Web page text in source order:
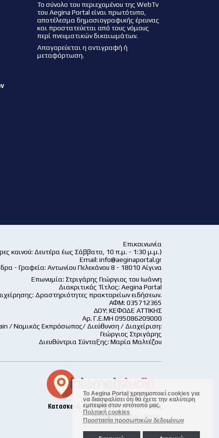
Το Aegina Portal χρησιμοποιεί cookies για
να διασφαλίσει ότι θα έχετε την καλύτερη
εμπειρία στον ιστότοπό μας.
Πολιτική cookies
Προστασία προσωπικών δεδομένων
Το σύνολο του περιεχομένου της WebTv
του Aegina Portal είναι πρωτότυπο,
αποτέλεσμα δημοσιογραφικής έρευνας
και προστατεύεται από τους νόμους
περί πνευματικών δικαιωμάτων.
Απαγορεύεται η αντιγραφή ή
μεταφόρτωση.
Επικοινωνία
κοινού: Δευτέρα έως Σάββατο, 10 π.μ. - 1:30 μ.μ.)
Email: info@aeginaportal.gr
- Γραφεία: Αντωνίου Πελεκάνου 8 - 18010 Αίγινα
Επωνυμία: Στριγάρης Γεώργιος του Ιωάννη
Διακριτικός Τίτλος: Aegina Portal
Δραστηριότητες πρακτορείων ειδήσεων.
ΑΦΜ: 035712365
ΔΟΥ: ΚΕΦΟΔΕ ΑΤΤΙΚΗΣ
Αρ. Γ.Ε.ΜΗ 095086209000
/ Νομικός Εκπρόσωπος/ Διεύθυνση / Διαχείριση:
Γεώργιος Στριγάρης
Διευθύντρια Σύνταξης: Μαρία Μαλτέζου
Κατασκευή και Φιλοξενία Ιστοσελίδας
Internet Studio - Αίγινα